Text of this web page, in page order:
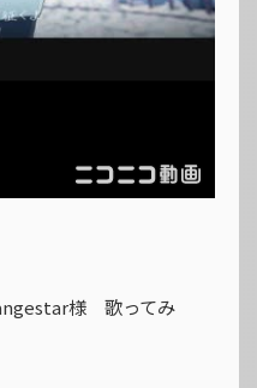
様 歌ってみ